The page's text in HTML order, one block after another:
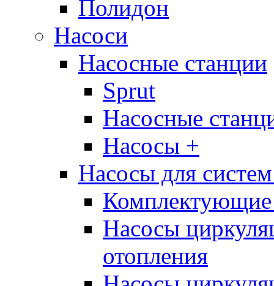
Полидон
Насоси
Насосные станции
Sprut
Насосные
Насосы +
Насосы для
Комплектующие
Насосы
отопления